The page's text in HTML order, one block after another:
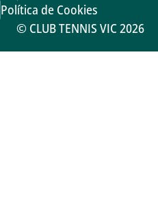
© CLUB TENNIS VIC 2026
Política de Cookies